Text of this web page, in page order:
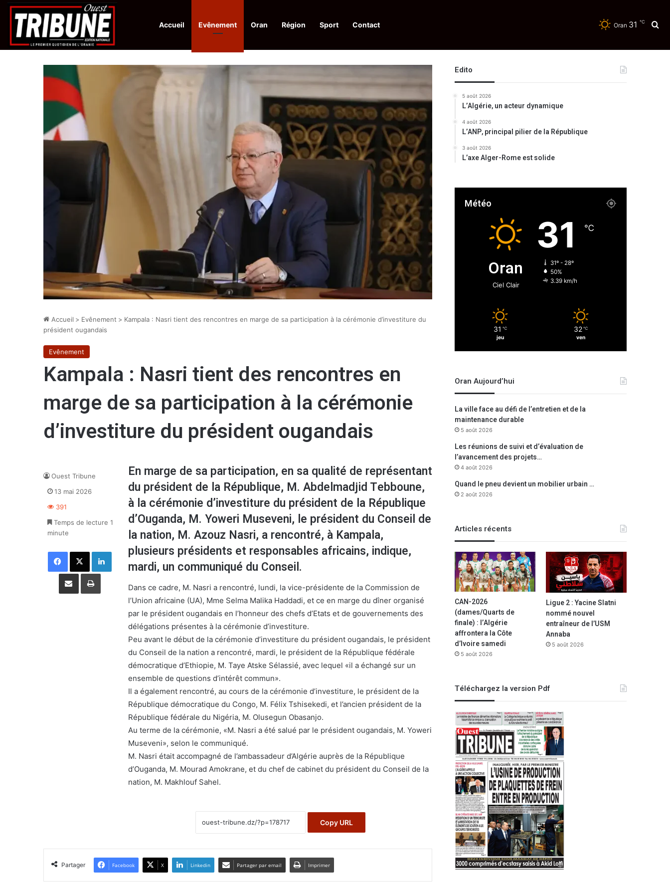
Accueil Evênement Oran Région Sport Contact Oran 31 ℃
Infos en Direct: Protection de la ville sainte d’El-Qods : l’Algérie appelle à une action collective
Accueil > Evênement > Kampala : Nasri tient des rencontres en marge de sa participation à la cérémonie d’investiture du
président ougandais
Evênement
Kampala : Nasri tient des rencontres en
marge de sa participation à la cérémonie
d’investiture du président ougandais
En marge de sa participation, en sa qualité de représentant
du président de la République, M. Abdelmadjid Tebboune,
à la cérémonie d’investiture du président de la République
d’Ouganda, M. Yoweri Museveni, le président du Conseil de
la nation, M. Azouz Nasri, a rencontré, à Kampala,
plusieurs présidents et responsables africains, indique,
mardi, un communiqué du Conseil.
Dans ce cadre, M. Nasri a rencontré, lundi, la vice-présidente de la Commission de
l’Union africaine (UA), Mme Selma Malika Haddadi, et ce en marge du dîner organisé
par le président ougandais en l’honneur des chefs d’Etats et de gouvernements des
délégations présentes à la cérémonie d’investiture.
Peu avant le début de la cérémonie d’investiture du président ougandais, le président
du Conseil de la nation a rencontré, mardi, le président de la République fédérale
démocratique d’Ethiopie, M. Taye Atske Sélassié, avec lequel «il a échangé sur un
ensemble de questions d’intérêt commun».
Il a également rencontré, au cours de la cérémonie d’investiture, le président de la
République démocratique du Congo, M. Félix Tshisekedi, et l’ancien président de la
République fédérale du Nigéria, M. Olusegun Obasanjo.
Au terme de la cérémonie, «M. Nasri a été salué par le président ougandais, M. Yoweri
Museveni», selon le communiqué.
M. Nasri était accompagné de l’ambassadeur d’Algérie auprès de la République
d’Ouganda, M. Mourad Amokrane, et du chef de cabinet du président du Conseil de la
nation, M. Makhlouf Sahel.
Copy URL
Ouest Tribune
13 mai 2026
391
Temps de lecture 1
minute
Facebook X Linkedin
Partager par email Imprimer
Partager Facebook X Linkedin Partager par email Imprimer
Edito
5 août 2026
L’Algérie, un acteur dynamique
4 août 2026
L’ANP, principal pilier de la République
3 août 2026
L’axe Alger-Rome est solide
Météo
Oran
Ciel Clair
31 ℃
31º - 28º
50%
3.39 km/h
31 ℃
jeu
32 ℃
ven
Oran Aujourd’hui
La ville face au défi de l’entretien et de la
maintenance durable
5 août 2026
Les réunions de suivi et d’évaluation de
l’avancement des projets…
4 août 2026
Quand le pneu devient un mobilier urbain …
2 août 2026
Articles récents
CAN-2026
(dames/Quarts de
finale) : l’Algérie
affrontera la Côte
d’Ivoire samedi
5 août 2026
Ligue 2 : Yacine Slatni
nommé nouvel
entraîneur de l’USM
Annaba
5 août 2026
Téléchargez la version Pdf